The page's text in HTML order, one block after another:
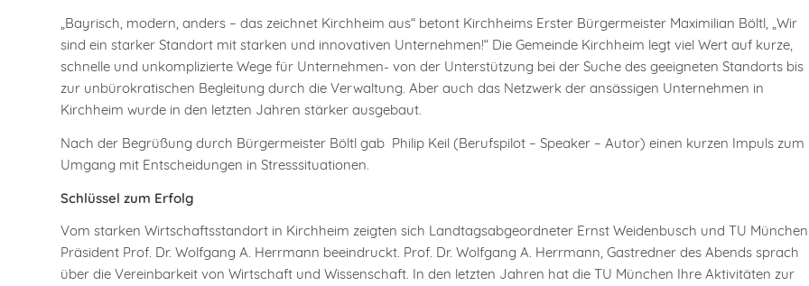
„Bayrisch, modern, anders – das zeichnet Kirchheim aus“ betont Kirchheims Erster Bürgermeister Maximilian Böltl, „Wir
sind ein starker Standort mit starken und innovativen Unternehmen!“ Die Gemeinde Kirchheim legt viel Wert auf kurze,
schnelle und unkomplizierte Wege für Unternehmen- von der Unterstützung bei der Suche des geeigneten Standorts bis
zur unbürokratischen Begleitung durch die Verwaltung. Aber auch das Netzwerk der ansässigen Unternehmen in
Kirchheim wurde in den letzten Jahren stärker ausgebaut.
Nach der Begrüßung durch Bürgermeister Böltl gab Philip Keil (Berufspilot – Speaker – Autor) einen kurzen Impuls zum
Umgang mit Entscheidungen in Stresssituationen.
Schlüssel zum Erfolg
Vom starken Wirtschaftsstandort in Kirchheim zeigten sich Landtagsabgeordneter Ernst Weidenbusch und TU München
Präsident Prof. Dr. Wolfgang A. Herrmann beeindruckt. Prof. Dr. Wolfgang A. Herrmann, Gastredner des Abends sprach
über die Vereinbarkeit von Wirtschaft und Wissenschaft. In den letzten Jahren hat die TU München Ihre Aktivitäten zur